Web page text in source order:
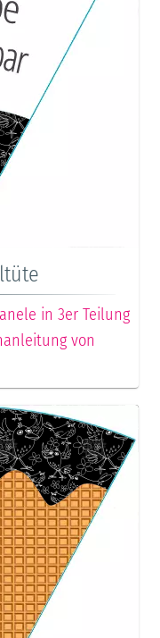
in 3er Teilung
von